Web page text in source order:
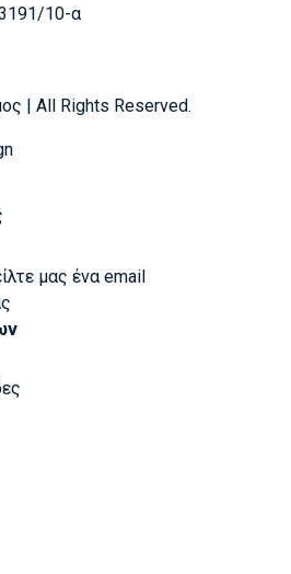
10-α
| All Rights Reserved.
μας ένα email